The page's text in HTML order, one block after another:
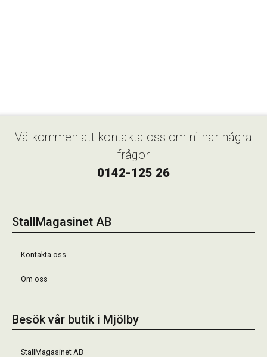
Välkommen att kontakta oss om ni har några
frågor
0142-125 26
StallMagasinet AB
Kontakta oss
Om oss
Besök vår butik i Mjölby
StallMagasinet AB